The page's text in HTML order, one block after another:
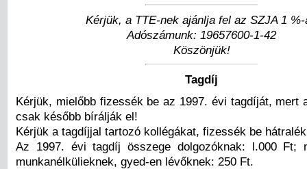
Kérjük, a TTE-nek ajánlja fel az SZJA 1
Adószámunk: 19657600-1-42
Köszönjük!
Tagdíj
Kérjük, mielőbb fizessék be az 1997. évi tagdíját, mert
csak később bírálják el!
Kérjük a tagdíjjal tartozó kollégákat, fizessék be
Az 1997. évi tagdíj összege dolgozóknak: l.000 Ft;
munkanélkülieknek, gyed-en lévőknek: 250 Ft.